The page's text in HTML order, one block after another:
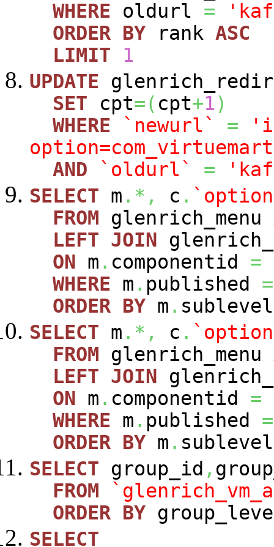
WHERE oldurl =
ORDER BY rank ASC
LIMIT
1
UPDATE
SET cpt=( cpt+1)
WHERE
`newurl` =
AND
`oldurl` =
SELECT m .*, c .
FROM glenrich_menu
LEFT JOIN
ON m . componentid =
WHERE m . published =
ORDER BY m . sublevel
SELECT m .*, c .
FROM glenrich_menu
LEFT JOIN
ON m . componentid =
WHERE m . published =
ORDER BY m . sublevel
SELECT group_id ,
FROM
ORDER BY
SELECT